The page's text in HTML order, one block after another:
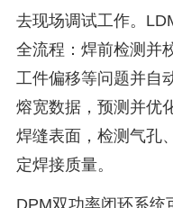
去现场调试工作。
全流程：焊前检测并
工件偏移等问题并自
熔宽数据，预测并优
焊缝表面，检测气孔
定焊接质量。
DPM双功率闭环系统